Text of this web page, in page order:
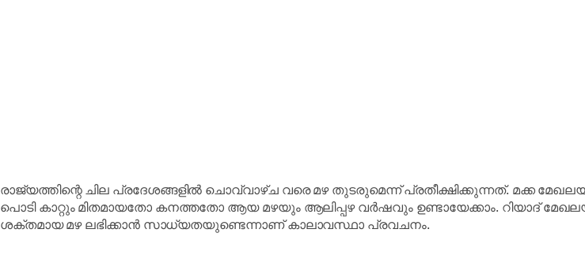
രാജ്യത്തിന്റെ ചില പ്രദേശങ്ങളിൽ ചൊവ്വാഴ്ച വരെ മഴ തുടരുമെന്ന് പ്രതീക്ഷിക്കുന്നത്. മക്ക
പൊടി കാറ്റും മിതമായതോ കനത്തതോ ആയ മഴയും ആലിപ്പഴ വർഷവും ഉണ്ടായേക്കാം. റിയാദ്
ശക്തമായ മഴ ലഭിക്കാൻ സാധ്യതയുണ്ടെന്നാണ് കാലാവസ്ഥാ പ്രവചനം.